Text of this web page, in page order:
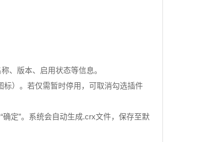
、版本、启用状态等信息。
）。若仅需暂时停用，可取消勾选插件
定”。系统会自动生成.crx文件，保存至默